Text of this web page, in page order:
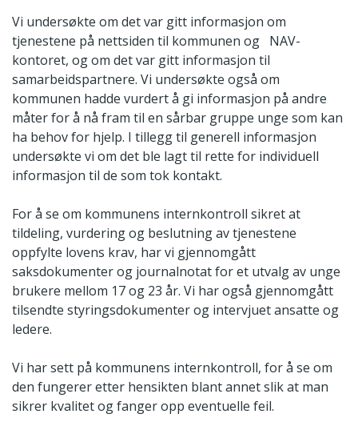
Vi undersøkte om det var gitt informasjon om
tjenestene på nettsiden til kommunen og NAV-
kontoret, og om det var gitt informasjon til
samarbeidspartnere. Vi undersøkte også om
kommunen hadde vurdert å gi informasjon på andre
måter for å nå fram til en sårbar gruppe unge som kan
ha behov for hjelp. I tillegg til generell informasjon
undersøkte vi om det ble lagt til rette for individuell
informasjon til de som tok kontakt.
For å se om kommunens internkontroll sikret at
tildeling, vurdering og beslutning av tjenestene
oppfylte lovens krav, har vi gjennomgått
saksdokumenter og journalnotat for et utvalg av unge
brukere mellom 17 og 23 år. Vi har også gjennomgått
tilsendte styringsdokumenter og intervjuet ansatte og
ledere.
Vi har sett på kommunens internkontroll, for å se om
den fungerer etter hensikten blant annet slik at man
sikrer kvalitet og fanger opp eventuelle feil.